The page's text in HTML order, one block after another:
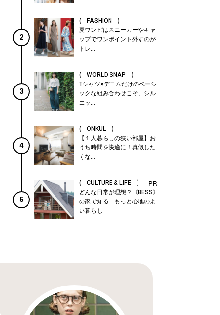
2
( FASHION )
夏ワンピはスニーカーやキャ
ップでワンポイント外すのが
トレ...
3
( WORLD SNAP )
Tシャツ×デニムだけのベーシ
ックな組み合わせこそ、シル
エッ...
4
( ONKUL )
【１人暮らしの狭い部屋】お
うち時間を快適に！真似した
くな...
5
( CULTURE & LIFE )
どんな日常が理想？《BESS》
の家で知る、もっと心地のよ
い暮らし